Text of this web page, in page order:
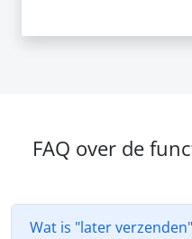
FAQ over de
Wat is "later